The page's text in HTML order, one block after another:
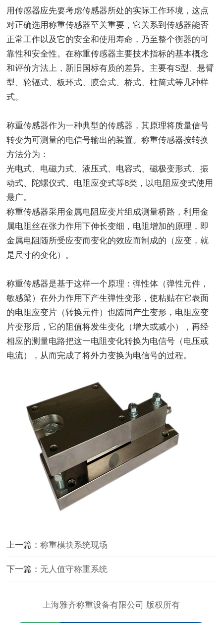
用传感器应先要考虑传感器所处的实际工作环境，这点
对正确选用称重传感器至关重要，它关系到传感器能否
正常工作以及它的安全和使用寿命，乃至整个衡器的可
靠性和安全性。在称重传感器主要技术指标的基本概念
和评价方法上，新旧国标有质的差异。主要有S型、悬臂
型、轮辐式、板环式、膜盒式、桥式、柱筒式等几种样
式。
称重传感器作为一种典型的传感器，其原理将质量信号
转变为可测量的电信号输出的装置。称重传感器按转换
方法分为：
光电式、电磁力式、液压式、电容式、磁极变形式、振
动式、陀螺仪式、电阻应变式等8类，以电阻应变式使用
最广。
称重传感器采用金属电阻应变片组成测量桥路，利用金
属电阻丝在张力作用下伸长变细，电阻增加的原理，即
金属电阻随所受应变而变化的效应而制成的（应变，就
是尺寸的变化）。
称重传感器是基于这样一个原理：弹性体（弹性元件，
敏感梁）在外力作用下产生弹性变形，使粘贴在它表面
的电阻应变片（转换元件）也随同产生变形，电阻应变
片变形后，它的阻值将发生变化（增大或减小），再经
相应的测量电路把这一电阻变化转换为电信号（电压或
电流），从而完成了将外力变换为电信号的过程。
上一篇：称重模块系统现场
下一篇： 无人值守称重系统
上海雅齐称重设备有限公司 版权所有